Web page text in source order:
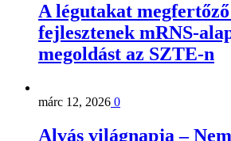
A légutakat
fejlesztenek mRNS-
megoldást az SZTE-n
márc 12, 2026 0
Alvás világnapja –